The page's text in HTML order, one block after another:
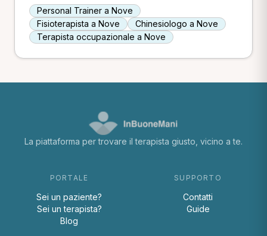
Personal Trainer a Nove
Fisioterapista a Nove
Chinesiologo a Nove
Terapista occupazionale a Nove
La piattaforma per trovare il terapista giusto, vicino a te.
PORTALE
Sei un paziente?
Sei un terapista?
Blog
SUPPORTO
Contatti
Guide